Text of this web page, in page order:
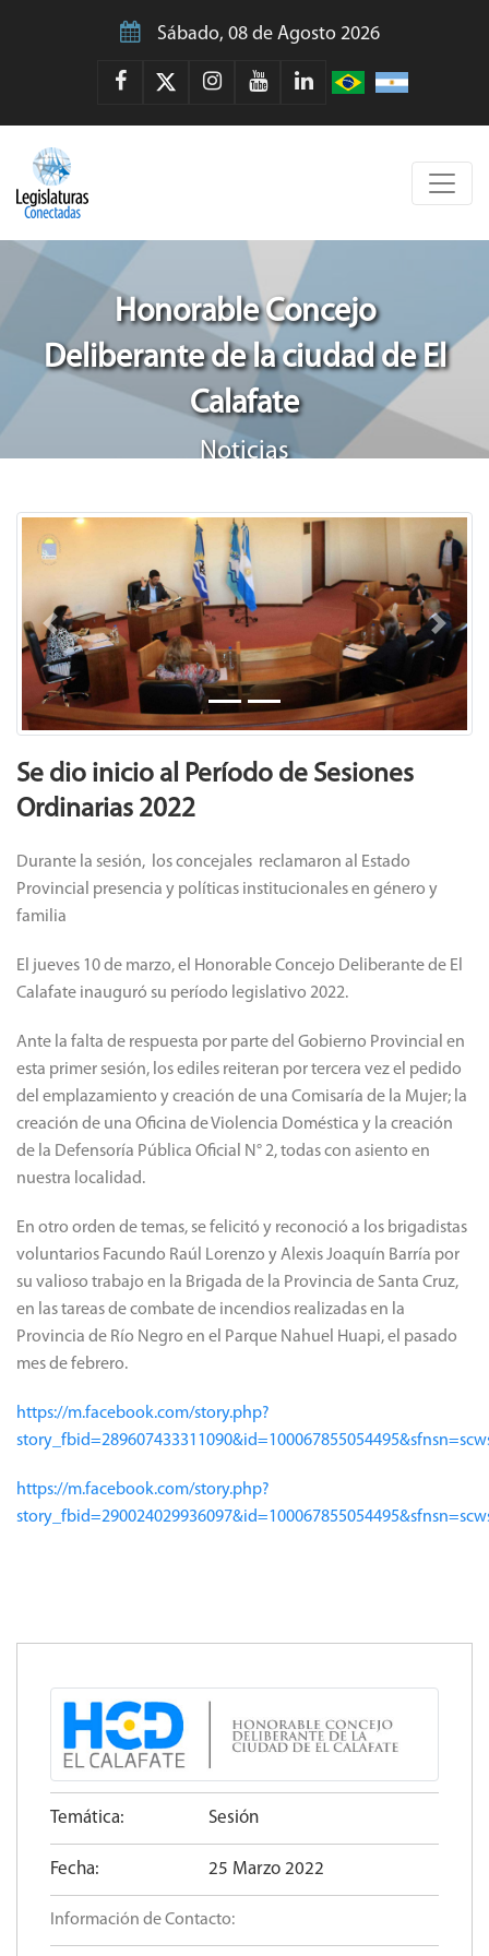
Sábado, 08 de Agosto 2026
Honorable Concejo
Deliberante de la ciudad de El
Calafate
Noticias
Previous Next
Se dio inicio al Período de Sesiones
Ordinarias 2022
Durante la sesión, los concejales reclamaron al Estado
Provincial presencia y políticas institucionales en género y
familia
El jueves 10 de marzo, el Honorable Concejo Deliberante de El
Calafate inauguró su período legislativo 2022.
Ante la falta de respuesta por parte del Gobierno Provincial en
esta primer sesión, los ediles reiteran por tercera vez el pedido
del emplazamiento y creación de una Comisaría de la Mujer; la
creación de una Oficina de Violencia Doméstica y la creación
de la Defensoría Pública Oficial N° 2, todas con asiento en
nuestra localidad.
En otro orden de temas, se felicitó y reconoció a los brigadistas
voluntarios Facundo Raúl Lorenzo y Alexis Joaquín Barría por
su valioso trabajo en la Brigada de la Provincia de Santa Cruz,
en las tareas de combate de incendios realizadas en la
Provincia de Río Negro en el Parque Nahuel Huapi, el pasado
mes de febrero.
https://m.facebook.com/story.php?
https://m.facebook.com/story.php?
Temática: Sesión
Fecha: 25 Marzo 2022
Información de Contacto: